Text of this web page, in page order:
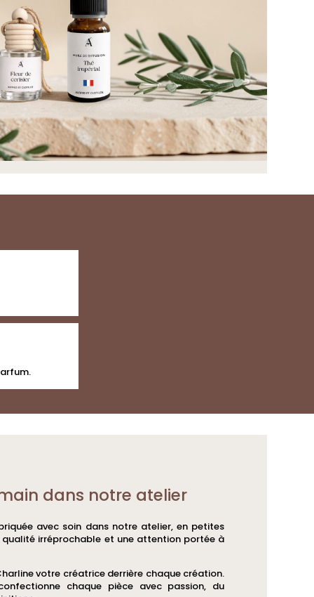
dans notre atelier
avec soin dans notre atelier, en petites
qualité irréprochable et une attention portée à
votre créatrice derrière chaque création.
chaque pièce avec passion, du